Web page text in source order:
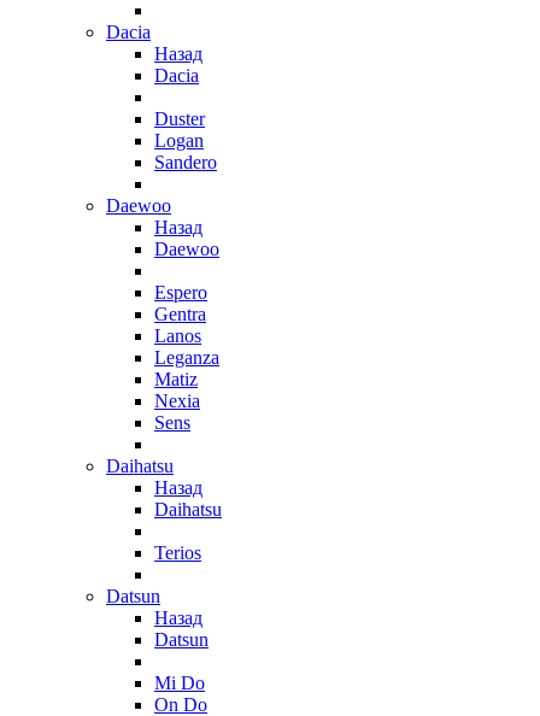
Dacia
Назад
Dacia
Duster
Logan
Sandero
Daewoo
Назад
Daewoo
Espero
Gentra
Lanos
Leganza
Matiz
Nexia
Sens
Daihatsu
Назад
Daihatsu
Terios
Datsun
Назад
Datsun
Mi Do
On Do